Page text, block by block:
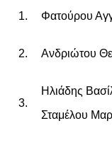
1. Φατούρου
2. Ανδριώτου
3.
Ηλιάδης
Σταμέλου